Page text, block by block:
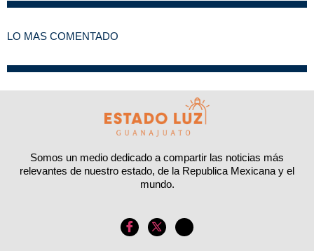
LO MAS COMENTADO
Somos un medio dedicado a compartir las noticias más
relevantes de nuestro estado, de la Republica Mexicana y el
mundo.